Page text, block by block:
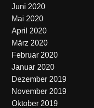
Juni 2020
Mai 2020
April 2020
März 2020
Februar 2020
Januar 2020
Dezember 2019
November 2019
Oktober 2019